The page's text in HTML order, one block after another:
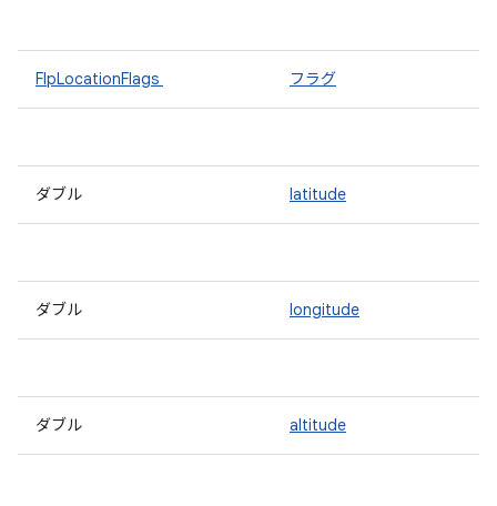
FlpLocationFlags フラグ
ダブル latitude
ダブル longitude
ダブル altitude